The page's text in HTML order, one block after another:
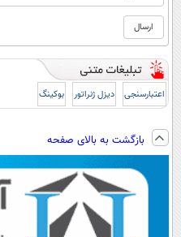
اعتبارسنجی دیزل ژنراتور بوکینگ
بازگشت به بالای صفحه